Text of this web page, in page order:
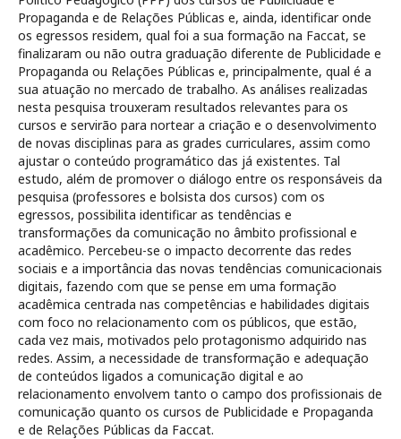
Propaganda e de Relações Públicas e, ainda, identificar onde
os egressos residem, qual foi a sua formação na Faccat, se
finalizaram ou não outra graduação diferente de Publicidade e
Propaganda ou Relações Públicas e, principalmente, qual é a
sua atuação no mercado de trabalho. As análises realizadas
nesta pesquisa trouxeram resultados relevantes para os
cursos e servirão para nortear a criação e o desenvolvimento
de novas disciplinas para as grades curriculares, assim como
ajustar o conteúdo programático das já existentes. Tal
estudo, além de promover o diálogo entre os responsáveis da
pesquisa (professores e bolsista dos cursos) com os
egressos, possibilita identificar as tendências e
transformações da comunicação no âmbito profissional e
acadêmico. Percebeu-se o impacto decorrente das redes
sociais e a importância das novas tendências comunicacionais
digitais, fazendo com que se pense em uma formação
acadêmica centrada nas competências e habilidades digitais
com foco no relacionamento com os públicos, que estão,
cada vez mais, motivados pelo protagonismo adquirido nas
redes. Assim, a necessidade de transformação e adequação
de conteúdos ligados a comunicação digital e ao
relacionamento envolvem tanto o campo dos profissionais de
comunicação quanto os cursos de Publicidade e Propaganda
e de Relações Públicas da Faccat.